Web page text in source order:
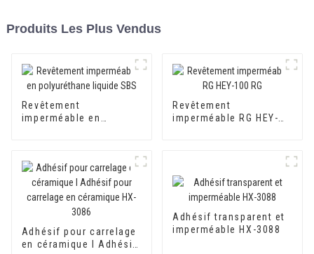
Produits Les Plus Vendus
Revêtement
imperméable en
Revêtement
imperméable RG HEY-
Adhésif pour carrelage
en céramique I Adhésif
Adhésif transparent et
imperméable HX-3088